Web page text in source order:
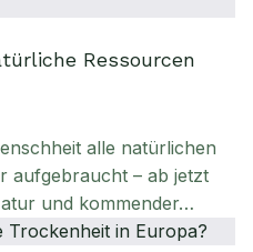
Ressourcen
alle natürlichen
aufgebraucht – ab jetzt
und kommender…